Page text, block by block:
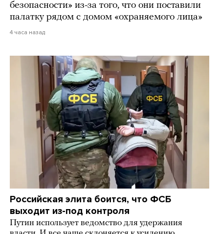
безопасности» из-за того, что они поставили
палатку рядом с домом «охраняемого лица»
4 часа назад
Российская элита боится, что ФСБ
выходит из-под контроля
Путин использует ведомство для удержания